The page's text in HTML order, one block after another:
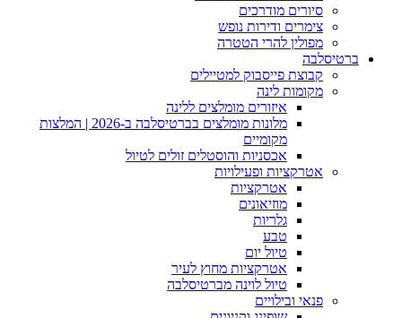
סיורים מודרכים
צימרים ודירות נופש
מפולין להרי הטטרה
ברטיסלבה
קבוצת פייסבוק למטיילים
מקומות לינה
איזורים מומלצים ללינה
מלונות מומלצים בברטיסלבה ב-2026 | המלצות
מקומיים
אכסניות והוסטלים זולים לטיול
אטרקציות ופעילויות
אטרקציות
מוזיאונים
גלריות
טבע
טיול יום
אטרקציות מחוץ לעיר
טיול לוינה מברטיסלבה
פנאי ובילויים